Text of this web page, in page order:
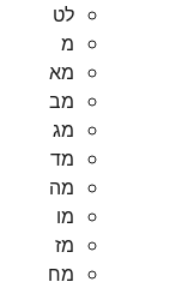
לט
מ
מא
מב
מג
מד
מה
מו
מז
מח